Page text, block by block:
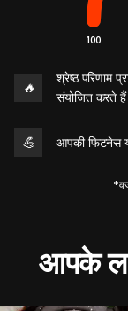
100
🔥
श्रेष्ठ परिणाम
संयोजित करते
💪 आपकी फिटनेस
आपके